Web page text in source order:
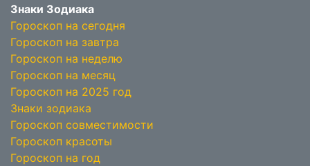
Знаки Зодиака
Гороскоп на сегодня
Гороскоп на завтра
Гороскоп на неделю
Гороскоп на месяц
Гороскоп на 2025 год
Знаки зодиака
Гороскоп совместимости
Гороскоп красоты
Гороскоп на год